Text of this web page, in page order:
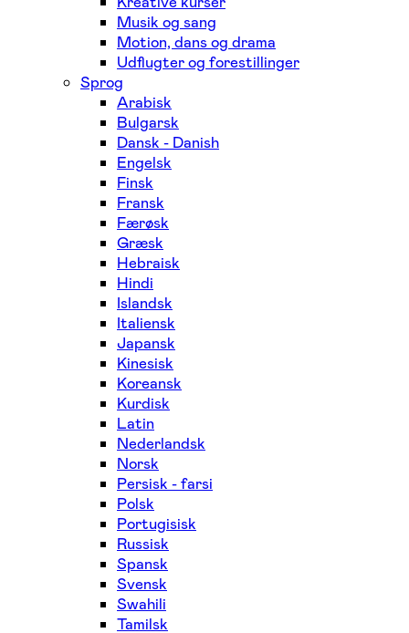
Musik og sang
Motion, dans og drama
Udflugter og forestillinger
Sprog
Arabisk
Bulgarsk
Dansk - Danish
Engelsk
Finsk
Fransk
Færøsk
Græsk
Hebraisk
Hindi
Islandsk
Italiensk
Japansk
Kinesisk
Koreansk
Kurdisk
Latin
Nederlandsk
Norsk
Persisk - farsi
Polsk
Portugisisk
Russisk
Spansk
Svensk
Swahili
Tamilsk